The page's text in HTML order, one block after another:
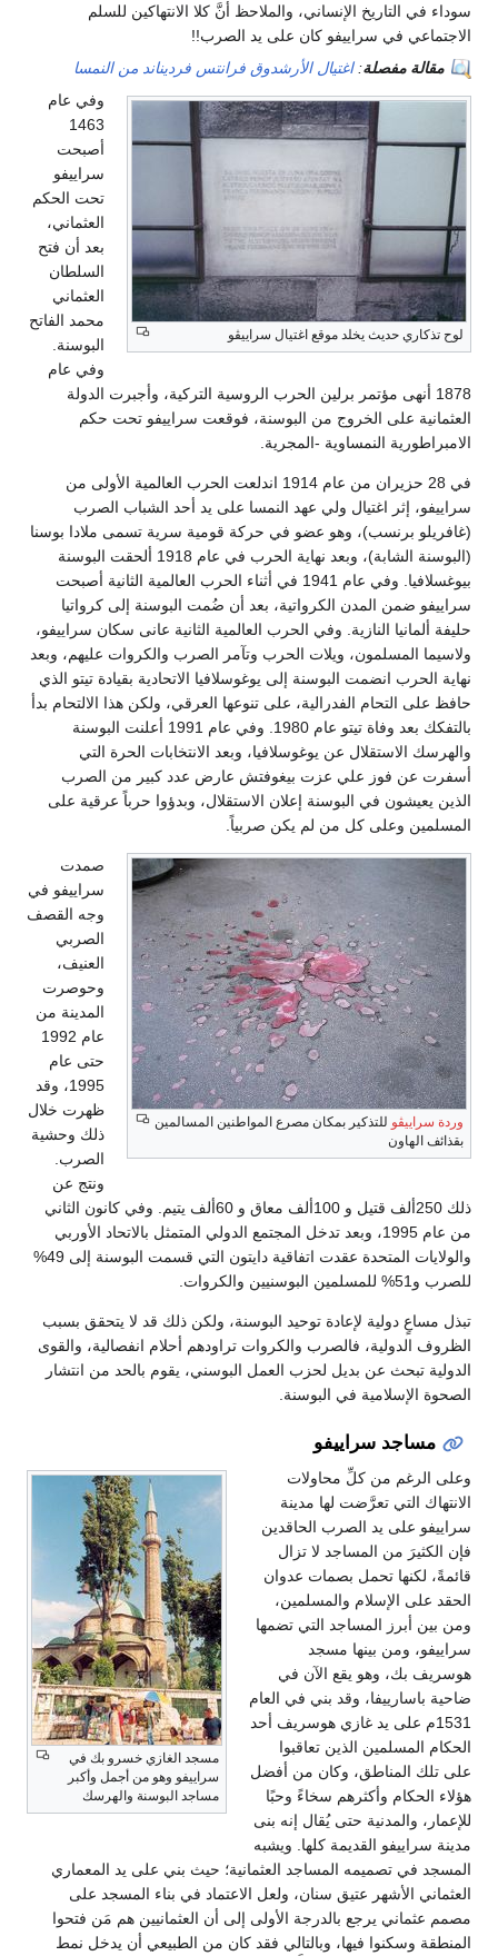
سوداء في التاريخ الإنساني، والملاحظ أنَّ كلا الانتهاكين للسلم
الاجتماعي في سراييفو كان على يد الصرب!!
مقالة مفصلة:اغتيال الأرشدوق فرانتس فرديناند من النمسا
لوح تذكاري حديث يخلد موقع اغتيال سراييڤو
وفي عام
1463
أصبحت
سراييفو
تحت الحكم
العثماني،
بعد أن فتح
السلطان
العثماني
محمد الفاتح
البوسنة.
وفي عام
1878 أنهى مؤتمر برلين الحرب الروسية التركية، وأجبرت الدولة
العثمانية على الخروج من البوسنة، فوقعت سراييفو تحت حكم
الامبراطورية النمساوية -المجرية.
في 28 حزيران من عام 1914 اندلعت الحرب العالمية الأولى من
سراييفو، إثر اغتيال ولي عهد النمسا على يد أحد الشباب الصرب
(غافريلو برنسب)، وهو عضو في حركة قومية سرية تسمى ملادا بوسنا
(البوسنة الشابة)، وبعد نهاية الحرب في عام 1918 ألحقت البوسنة
بيوغسلافيا. وفي عام 1941 في أثناء الحرب العالمية الثانية أصبحت
سراييفو ضمن المدن الكرواتية، بعد أن ضُمت البوسنة إلى كرواتيا
حليفة ألمانيا النازية. وفي الحرب العالمية الثانية عانى سكان سراييفو،
ولاسيما المسلمون، ويلات الحرب وتآمر الصرب والكروات عليهم، وبعد
نهاية الحرب انضمت البوسنة إلى يوغوسلافيا الاتحادية بقيادة تيتو الذي
حافظ على التحام الفدرالية، على تنوعها العرقي، ولكن هذا الالتحام بدأ
بالتفكك بعد وفاة تيتو عام 1980. وفي عام 1991 أعلنت البوسنة
والهرسك الاستقلال عن يوغوسلافيا، وبعد الانتخابات الحرة التي
أسفرت عن فوز علي عزت بيغوفتش عارض عدد كبير من الصرب
الذين يعيشون في البوسنة إعلان الاستقلال، وبدؤوا حرباً عرقية على
المسلمين وعلى كل من لم يكن صربياً.
وردة سراييڤو للتذكير بمكان مصرع المواطنين المسالمين
بقذائف الهاون
صمدت
سراييفو في
وجه القصف
الصربي
العنيف،
وحوصرت
المدينة من
عام 1992
حتى عام
1995، وقد
ظهرت خلال
ذلك وحشية
الصرب.
ونتج عن
ذلك 250ألف قتيل و 100ألف معاق و 60ألف يتيم. وفي كانون الثاني
من عام 1995، وبعد تدخل المجتمع الدولي المتمثل بالاتحاد الأوربي
والولايات المتحدة عقدت اتفاقية دايتون التي قسمت البوسنة إلى 49%
للصرب و51% للمسلمين البوسنيين والكروات.
تبذل مساعٍ دولية لإعادة توحيد البوسنة، ولكن ذلك قد لا يتحقق بسبب
الظروف الدولية، فالصرب والكروات تراودهم أحلام انفصالية، والقوى
الدولية تبحث عن بديل لحزب العمل البوسني، يقوم بالحد من انتشار
الصحوة الإسلامية في البوسنة.
مساجد سراييفو
مسجد الغازي خسرو بك في
سراييفو وهو من أجمل وأكبر
مساجد البوسنة والهرسك
وعلى الرغم من كلِّ محاولات
الانتهاك التي تعرَّضت لها مدينة
سراييفو على يد الصرب الحاقدين
فإن الكثيرَ من المساجد لا تزال
قائمةً، لكنها تحمل بصمات عدوان
الحقد على الإسلام والمسلمين،
ومن بين أبرز المساجد التي تضمها
سراييفو، ومن بينها مسجد
هوسريف بك، وهو يقع الآن في
ضاحية باسارييفا، وقد بني في العام
1531م على يد غازي هوسريف أحد
الحكام المسلمين الذين تعاقبوا
على تلك المناطق، وكان من أفضل
هؤلاء الحكام وأكثرهم سخاءً وحبًا
للإعمار، والمدنية حتى يُقال إنه بنى
مدينة سراييفو القديمة كلها. ويشبه
المسجد في تصميمه المساجد العثمانية؛ حيث بني على يد المعماري
العثماني الأشهر عتيق سنان، ولعل الاعتماد في بناء المسجد على
مصمم عثماني يرجع بالدرجة الأولى إلى أن العثمانيين هم مَن فتحوا
المنطقة وسكنوا فيها، وبالتالي فقد كان من الطبيعي أن يدخل نمط